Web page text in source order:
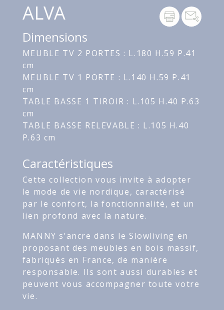
ALVA
Dimensions
MEUBLE TV 2 PORTES : L.180 H.59 P.41
cm
MEUBLE TV 1 PORTE : L.140 H.59 P.41
cm
TABLE BASSE 1 TIROIR : L.105 H.40 P.63
cm
TABLE BASSE RELEVABLE : L.105 H.40
P.63 cm
Caractéristiques
Cette collection vous invite à adopter
le mode de vie nordique, caractérisé
par le confort, la fonctionnalité, et un
lien profond avec la nature.
MANNY s’ancre dans le Slowliving en
proposant des meubles en bois massif,
fabriqués en France, de manière
responsable. Ils sont aussi durables et
peuvent vous accompagner toute votre
vie.